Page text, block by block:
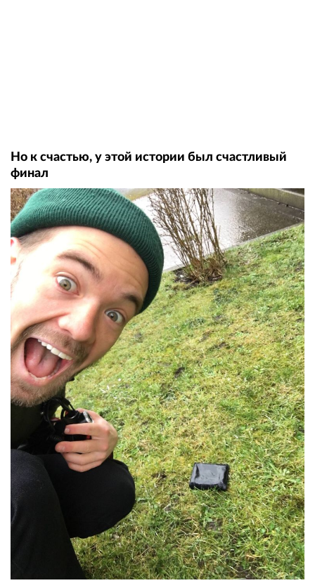
Но к счастью, у этой истории был счастливый
финал